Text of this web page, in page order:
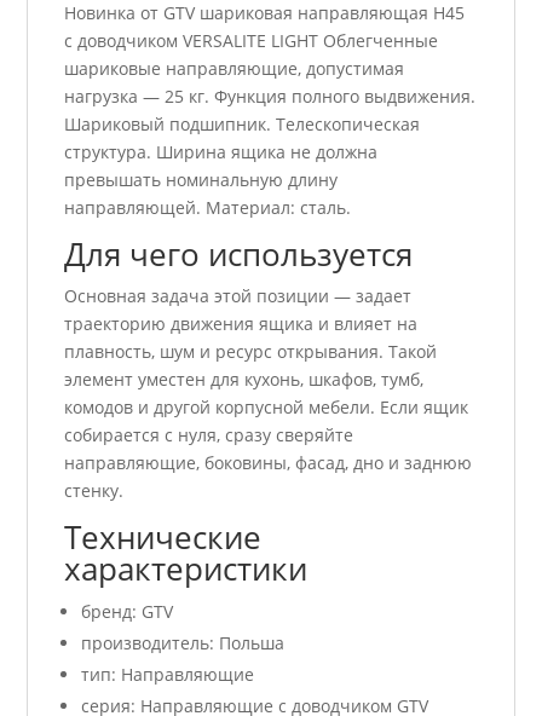
Новинка от GTV шариковая направляющая H45
с доводчиком VERSALITE LIGHT Облегченные
шариковые направляющие, допустимая
нагрузка — 25 кг. Функция полного выдвижения.
Шариковый подшипник. Телескопическая
структура. Ширина ящика не должна
превышать номинальную длину
направляющей. Материал: сталь.
Для чего используется
Основная задача этой позиции — задает
траекторию движения ящика и влияет на
плавность, шум и ресурс открывания. Такой
элемент уместен для кухонь, шкафов, тумб,
комодов и другой корпусной мебели. Если ящик
собирается с нуля, сразу сверяйте
направляющие, боковины, фасад, дно и заднюю
стенку.
Технические
характеристики
бренд: GTV
производитель: Польша
тип: Направляющие
серия: Направляющие с доводчиком GTV